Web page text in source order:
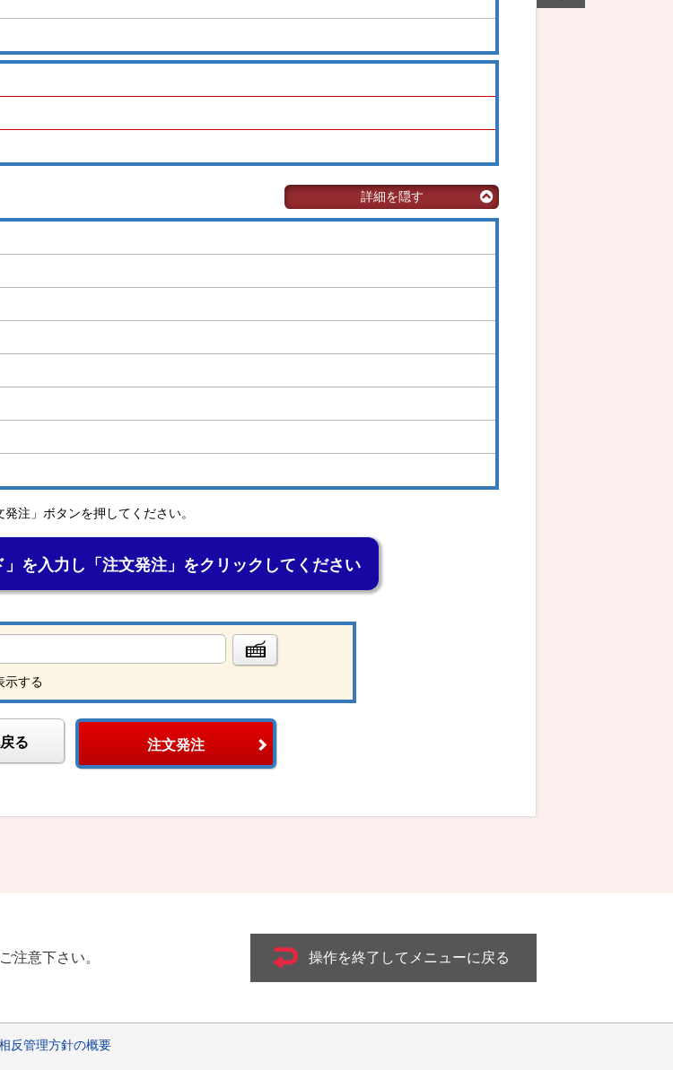
詳細を隠す
注」ボタンを押してください。
を入力し「注文発注」をクリックしてください
示する
注文発注
る
注意下さい。 操作を終了してメニューに戻る
反管理方針の概要